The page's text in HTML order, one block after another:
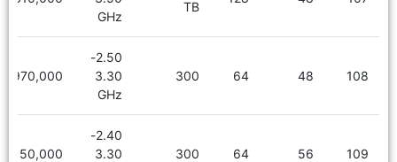
TB
GHz
108
48
64
300
2.50-
3.30
GHz
5,970,000
109
56
64
300
2.40-
3.30
6,150,000